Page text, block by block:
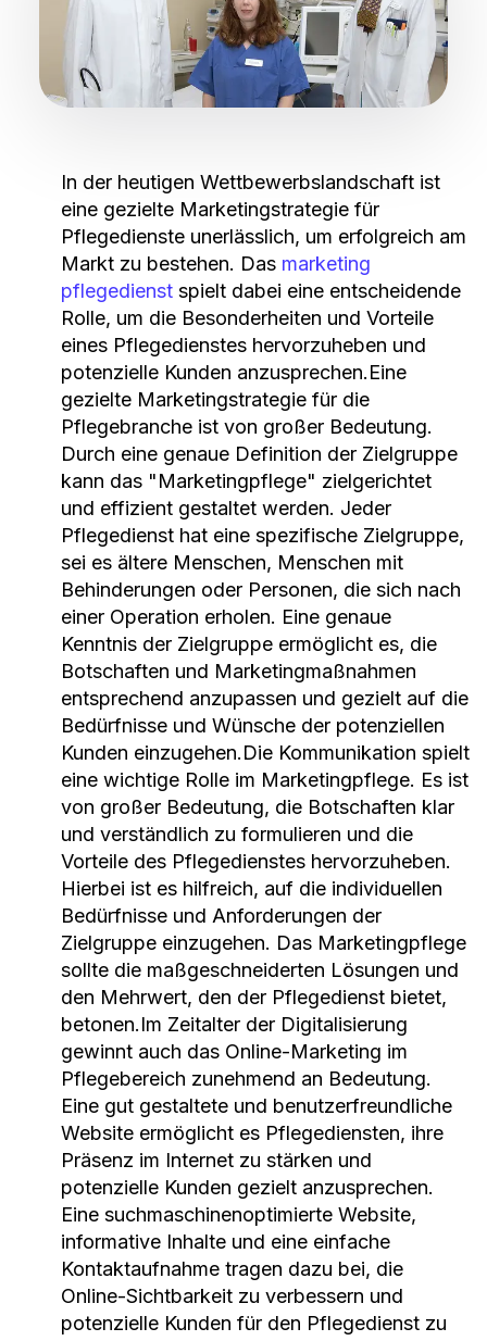
In der heutigen Wettbewerbslandschaft ist
eine gezielte Marketingstrategie für
Pflegedienste unerlässlich, um erfolgreich am
Markt zu bestehen. Das marketing
pflegedienst spielt dabei eine entscheidende
Rolle, um die Besonderheiten und Vorteile
eines Pflegedienstes hervorzuheben und
potenzielle Kunden anzusprechen.Eine
gezielte Marketingstrategie für die
Pflegebranche ist von großer Bedeutung.
Durch eine genaue Definition der Zielgruppe
kann das "Marketingpflege" zielgerichtet
und effizient gestaltet werden. Jeder
Pflegedienst hat eine spezifische Zielgruppe,
sei es ältere Menschen, Menschen mit
Behinderungen oder Personen, die sich nach
einer Operation erholen. Eine genaue
Kenntnis der Zielgruppe ermöglicht es, die
Botschaften und Marketingmaßnahmen
entsprechend anzupassen und gezielt auf die
Bedürfnisse und Wünsche der potenziellen
Kunden einzugehen.Die Kommunikation spielt
eine wichtige Rolle im Marketingpflege. Es ist
von großer Bedeutung, die Botschaften klar
und verständlich zu formulieren und die
Vorteile des Pflegedienstes hervorzuheben.
Hierbei ist es hilfreich, auf die individuellen
Bedürfnisse und Anforderungen der
Zielgruppe einzugehen. Das Marketingpflege
sollte die maßgeschneiderten Lösungen und
den Mehrwert, den der Pflegedienst bietet,
betonen.Im Zeitalter der Digitalisierung
gewinnt auch das Online-Marketing im
Pflegebereich zunehmend an Bedeutung.
Eine gut gestaltete und benutzerfreundliche
Website ermöglicht es Pflegediensten, ihre
Präsenz im Internet zu stärken und
potenzielle Kunden gezielt anzusprechen.
Eine suchmaschinenoptimierte Website,
informative Inhalte und eine einfache
Kontaktaufnahme tragen dazu bei, die
Online-Sichtbarkeit zu verbessern und
potenzielle Kunden für den Pflegedienst zu